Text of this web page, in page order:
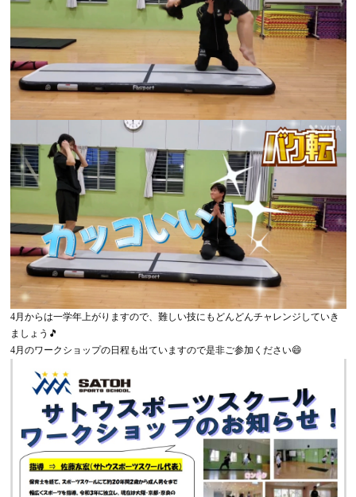
4月からは一学年上がりますので、難しい技にもどんどんチャレンジしていき
ましょう🎵
4月のワークショップの日程も出ていますので是非ご参加ください😄